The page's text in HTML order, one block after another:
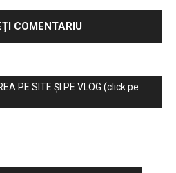
PE SITE ȘI PE VLOG (click pe